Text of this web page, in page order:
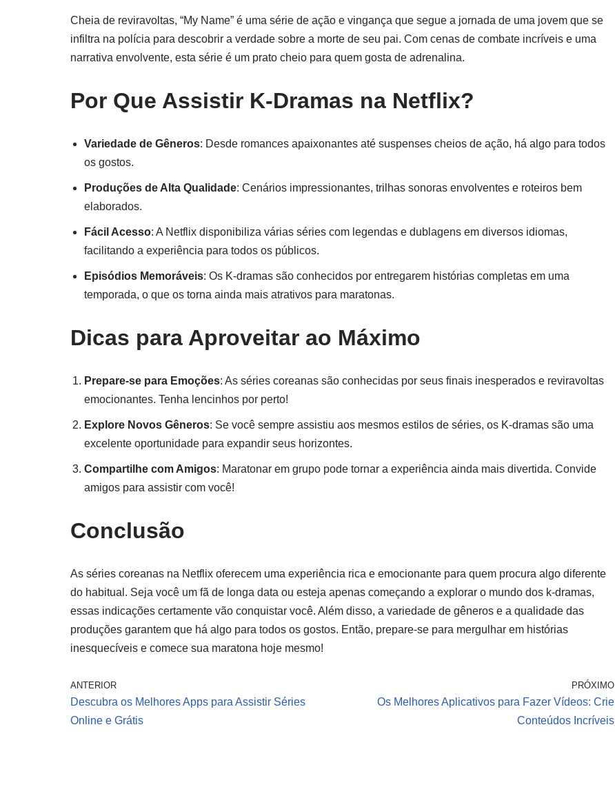
Cheia de reviravoltas, “My Name” é uma série de ação e vingança que segue a jornada de uma jovem que se
infiltra na polícia para descobrir a verdade sobre a morte de seu pai. Com cenas de combate incríveis e uma
narrativa envolvente, esta série é um prato cheio para quem gosta de adrenalina.
Por Que Assistir K-Dramas na Netflix?
Variedade de Gêneros: Desde romances apaixonantes até suspenses cheios de ação, há algo para todos
os gostos.
Produções de Alta Qualidade: Cenários impressionantes, trilhas sonoras envolventes e roteiros bem
elaborados.
Fácil Acesso: A Netflix disponibiliza várias séries com legendas e dublagens em diversos idiomas,
facilitando a experiência para todos os públicos.
Episódios Memoráveis: Os K-dramas são conhecidos por entregarem histórias completas em uma
temporada, o que os torna ainda mais atrativos para maratonas.
Dicas para Aproveitar ao Máximo
Prepare-se para Emoções: As séries coreanas são conhecidas por seus finais inesperados e reviravoltas
emocionantes. Tenha lencinhos por perto!
Explore Novos Gêneros: Se você sempre assistiu aos mesmos estilos de séries, os K-dramas são uma
excelente oportunidade para expandir seus horizontes.
Compartilhe com Amigos: Maratonar em grupo pode tornar a experiência ainda mais divertida. Convide
amigos para assistir com você!
Conclusão
As séries coreanas na Netflix oferecem uma experiência rica e emocionante para quem procura algo diferente
do habitual. Seja você um fã de longa data ou esteja apenas começando a explorar o mundo dos k-dramas,
essas indicações certamente vão conquistar você. Além disso, a variedade de gêneros e a qualidade das
produções garantem que há algo para todos os gostos. Então, prepare-se para mergulhar em histórias
inesquecíveis e comece sua maratona hoje mesmo!
ANTERIOR
Descubra os Melhores Apps para Assistir Séries
Online e Grátis
PRÓXIMO
Os Melhores Aplicativos para Fazer Vídeos: Crie
Conteúdos Incríveis